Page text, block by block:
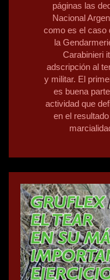
páginas las
Nacional
como es el caso
la
Carabinieri
adscripción al
y militar. El
es buena
actividad que
en el